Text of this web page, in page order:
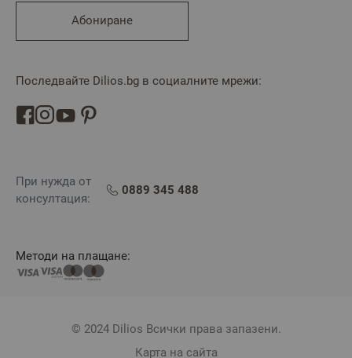
Абониране
Последвайте Dilios.bg в социалните мрежи:
При нужда от
консултация:
0889 345 488
Методи на плащане:
© 2024 Dilios Всички права запазени.
Карта на сайта